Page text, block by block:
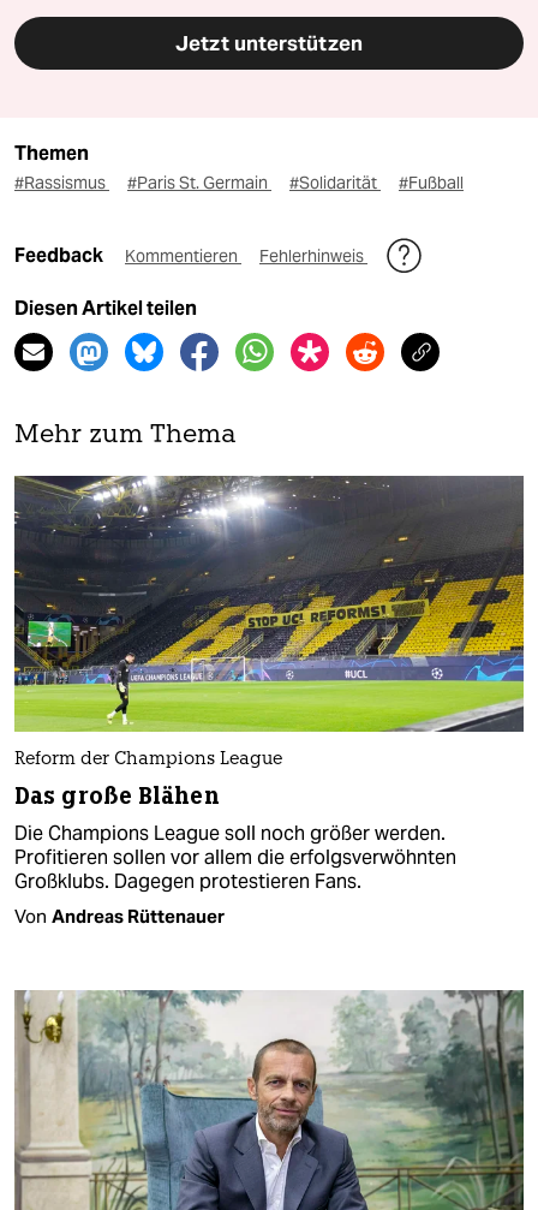
Jetzt unterstützen
Themen
#Rassismus #Paris St. Germain #Solidarität #Fußball
Feedback Kommentieren Fehlerhinweis
Diesen Artikel teilen
Mehr zum Thema
Reform der Champions League
Das große Blähen
Die Champions League soll noch größer werden.
Profitieren sollen vor allem die erfolgsverwöhnten
Großklubs. Dagegen protestieren Fans.
Von Andreas Rüttenauer